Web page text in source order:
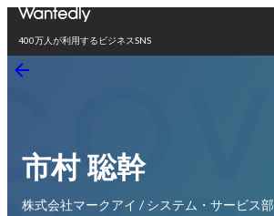
400万人が利用するビジネスSNS
市村 聡幹
株式会社マークアイ / システム・サービス部